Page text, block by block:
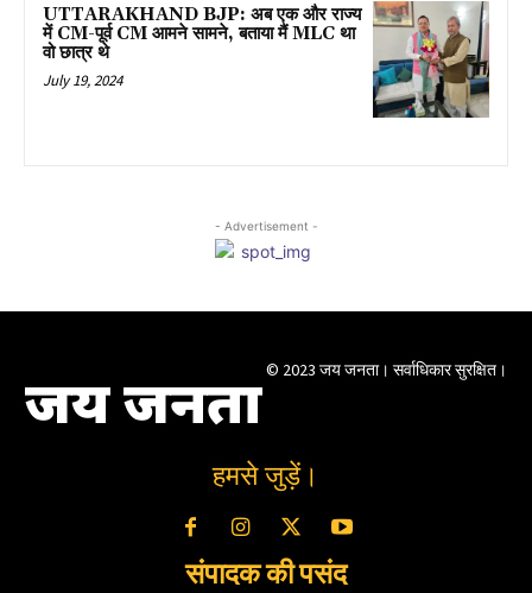
UTTARAKHAND BJP: अब एक और राज्य
में CM-पूर्व CM आमने सामने, बताया मैं MLC था
वो छात्र थे
July 19, 2024
- Advertisement -
जय जनता © 2023 जय जनता। सर्वाधिकार सुरक्षित।
हमसे जुड़ें।
संपादक की पसंद